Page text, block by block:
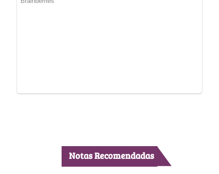
Notas Recomendadas